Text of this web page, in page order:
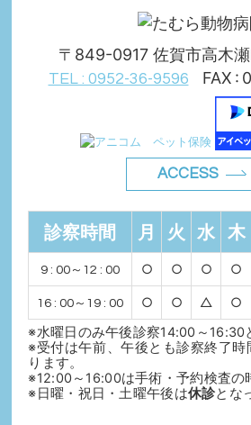
〒849-0917 佐賀市高木
TEL : 0952-36-9596 FAX :
ACCESS
診察時間 月 火 水 木
9 : 00～12 : 00 ○ ○ ○ ○
16 : 00～19 : 00 ○ ○ △ ○
※水曜日のみ午後診察14:00～16:30
※受付は午前、午後とも診察終了
ります。
※12:00～16:00は手術・予約検査の
※日曜・祝日・土曜午後は休診とな